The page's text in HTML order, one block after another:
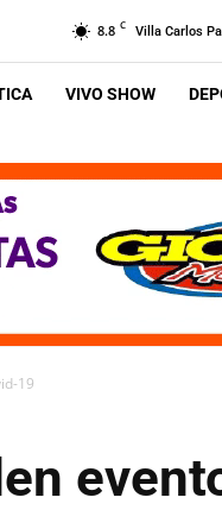
8.8 C Villa Carlos
VIVO SHOW
19